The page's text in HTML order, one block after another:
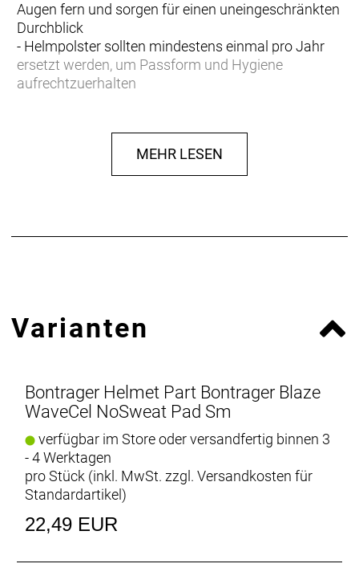
Augen fern und sorgen für einen uneingeschränkten
Durchblick
- Helmpolster sollten mindestens einmal pro Jahr
ersetzt werden, um Passform und Hygiene
aufrechtzuerhalten
MEHR LESEN
Varianten
Bontrager Helmet Part Bontrager Blaze
WaveCel NoSweat Pad Sm
verfügbar im Store oder versandfertig binnen 3
- 4 Werktagen
pro Stück (inkl. MwSt. zzgl. Versandkosten für
Standardartikel)
22,49 EUR